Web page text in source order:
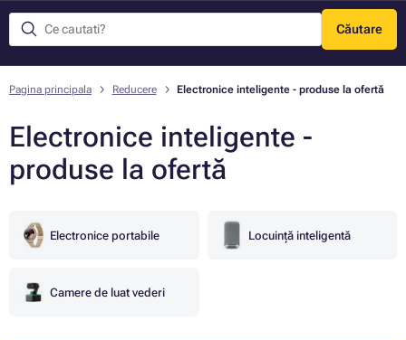
Căutare
Meniu
Pagina principala Reducere Electronice inteligente - produse la ofertă
Electronice inteligente -
produse la ofertă
Electronice portabile Locuință inteligentă
Camere de luat vederi